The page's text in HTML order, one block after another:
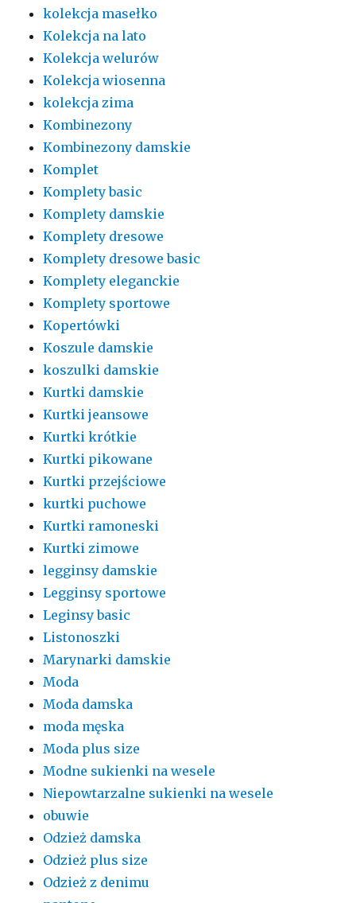
kolekcja masełko
Kolekcja na lato
Kolekcja welurów
Kolekcja wiosenna
kolekcja zima
Kombinezony
Kombinezony damskie
Komplet
Komplety basic
Komplety damskie
Komplety dresowe
Komplety dresowe basic
Komplety eleganckie
Komplety sportowe
Kopertówki
Koszule damskie
koszulki damskie
Kurtki damskie
Kurtki jeansowe
Kurtki krótkie
Kurtki pikowane
Kurtki przejściowe
kurtki puchowe
Kurtki ramoneski
Kurtki zimowe
legginsy damskie
Legginsy sportowe
Leginsy basic
Listonoszki
Marynarki damskie
Moda
Moda damska
moda męska
Moda plus size
Modne sukienki na wesele
Niepowtarzalne sukienki na wesele
obuwie
Odzież damska
Odzież plus size
Odzież z denimu